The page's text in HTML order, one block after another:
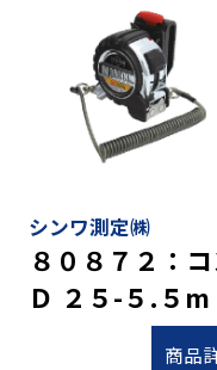
シンワ測定㈱
８０８７２：
Ｄ ２５-５.５
付・ＪＩＳ適
商品